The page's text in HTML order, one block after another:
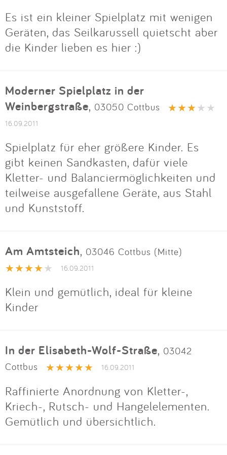
Es ist ein kleiner Spielplatz mit wenigen
Geräten, das Seilkarussell quietscht aber
die Kinder lieben es hier :)
Moderner Spielplatz in der
Weinbergstraße, 03050 Cottbus
16.09.2011
Spielplatz für eher größere Kinder. Es
gibt keinen Sandkasten, dafür viele
Kletter- und Balanciermöglichkeiten und
teilweise ausgefallene Geräte, aus Stahl
und Kunststoff.
Am Amtsteich, 03046 Cottbus (Mitte)
16.09.2011
Klein und gemütlich, ideal für kleine
Kinder
In der Elisabeth-Wolf-Straße, 03042
Cottbus
16.09.2011
Raffinierte Anordnung von Kletter-,
Kriech-, Rutsch- und Hangelelementen.
Gemütlich und übersichtlich.